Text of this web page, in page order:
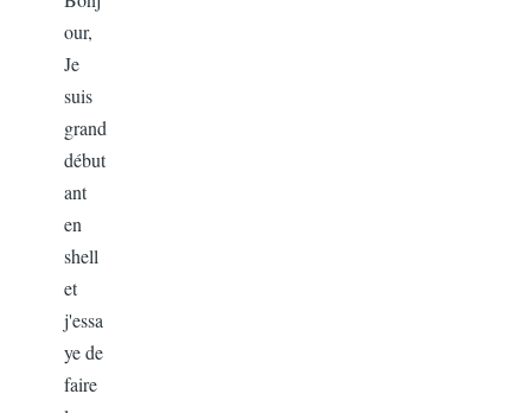
our,
Je
suis
grand
début
ant
en
shell
et
j'essa
ye de
faire